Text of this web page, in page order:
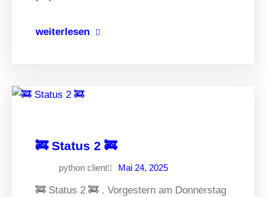
weiterlesen
🚒 Status 2 🚒
python client Mai 24, 2025
🚒 Status 2 🚒 . Vorgestern am Donnerstag